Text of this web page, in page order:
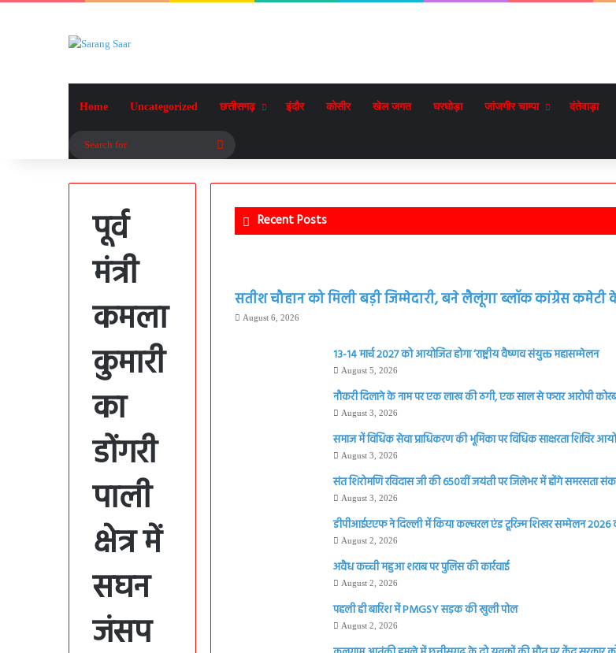
Home Uncategorized छत्तीसगढ़ इंदौर कोसीर खेल जगत घरघोड़ा जांजगीर चाम्पा दंतेवाड़ा
Search
पूर्व
मंत्री
कमला
कुमारी
का
डोंगरी
पाली
क्षेत्र में
सघन
जंसप
Recent Posts
सतीश चौहान को मिली बड़ी जिम्मेदारी, बने लैलूंगा ब्लॉक कांग्रेस कमेटी
August 6, 2026
13-14 मार्च 2027 को आयोजित होगा ‘राष्ट्रीय वैष्णव संयुक्त महासम्मेलन
August 5, 2026
नौकरी दिलाने के नाम पर एक लाख की ठगी, एक साल से फरार आरोपी
August 3, 2026
समाज में विधिक सेवा प्राधिकरण की भूमिका पर विधिक साक्षरता शिविर
August 3, 2026
संत शिरोमणि रविदास जी की 650वीं जयंती पर जिलेभर में होंगे समरसता
August 3, 2026
डीपीआईएएफ ने दिल्ली में किया कल्चरल एंड टूरिज्म शिखर सम्मेलन
August 2, 2026
अवैध कच्ची महुआ शराब पर पुलिस की कार्रवाई
August 2, 2026
पहली ही बारिश में PMGSY सड़क की खुली पोल
August 2, 2026